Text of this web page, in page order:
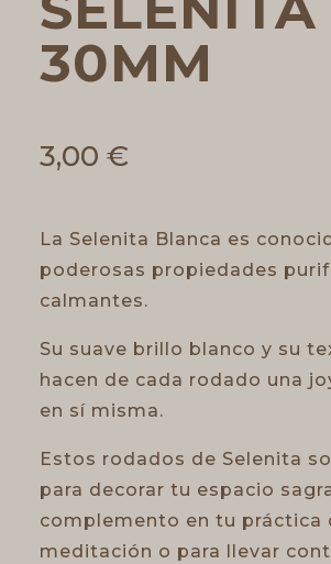
30MM
3,00 €
La Selenita Blanca es
poderosas propiedades
calmantes.
Su suave brillo blanco y su
hacen de cada rodado una
en sí misma.
Estos rodados de Selenita
para decorar tu espacio
complemento en tu práctica
meditación o para llevar